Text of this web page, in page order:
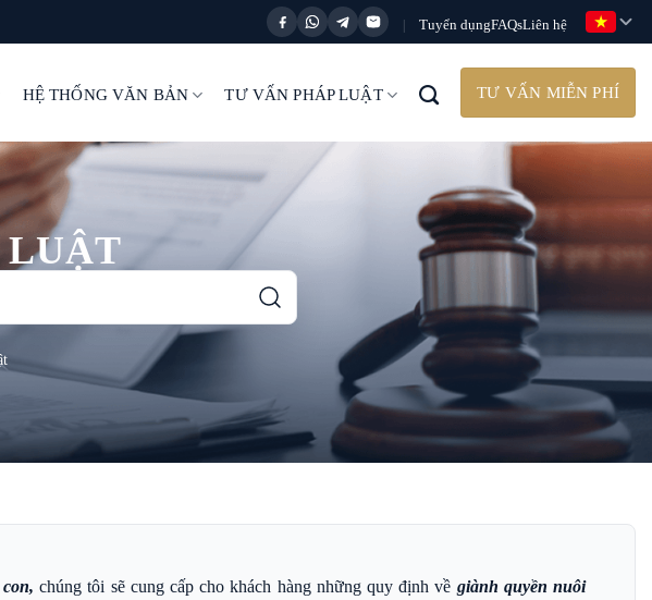
| Tuyển dụngFAQsLiên hệ
HỆ THỐNG VĂN BẢN TƯ VẤN PHÁP LUẬT TƯ VẤN MIỄN PHÍ
LUẬT
chúng tôi sẽ cung cấp cho khách hàng những quy định về giành quyền nuôi